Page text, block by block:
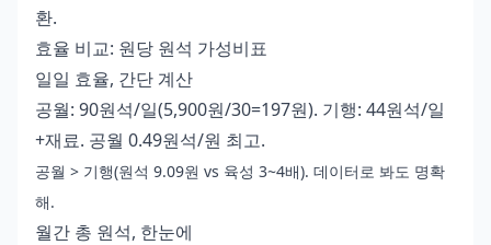
환.
효율 비교: 원당 원석 가성비표
일일 효율, 간단 계산
공월: 90원석/일(5,900원/30=197원). 기행: 44원석/일
+재료. 공월 0.49원석/원 최고.
공월 > 기행(원석 9.09원 vs 육성 3~4배). 데이터로 봐도 명확
해.
월간 총 원석, 한눈에